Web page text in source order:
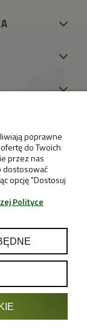
poprawne
do Twoich
przez nas
dostosować
opcję "Dostosuj
Polityce